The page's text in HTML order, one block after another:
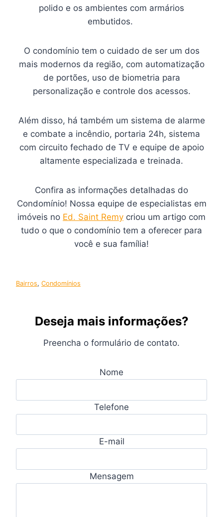
polido e os ambientes com armários
embutidos.
O condomínio tem o cuidado de ser um dos
mais modernos da região, com automatização
de portões, uso de biometria para
personalização e controle dos acessos.
Além disso, há também um sistema de alarme
e combate a incêndio, portaria 24h, sistema
com circuito fechado de TV e equipe de apoio
altamente especializada e treinada.
Confira as informações detalhadas do
Condomínio! Nossa equipe de especialistas em
imóveis no Ed. Saint Remy criou um artigo com
tudo o que o condomínio tem a oferecer para
você e sua família!
Bairros, Condomínios
Deseja mais informações?
Preencha o formulário de contato.
Nome
Telefone
E-mail
Mensagem